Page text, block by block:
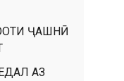
ҶАШНӢ
АЗ